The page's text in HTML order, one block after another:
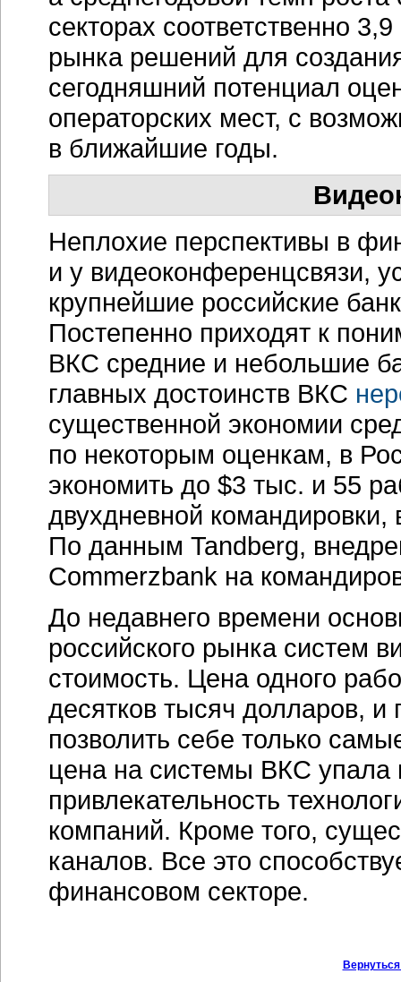
секторах соответственно
рынка решений для
сегодняшний потенциал
операторских мест, с
в ближайшие годы.
Неплохие перспективы в
и у видеоконференцсвязи,
крупнейшие российские
Постепенно приходят к
ВКС средние и небольшие
главных достоинств ВКС
существенной экономии
по некоторым оценкам, в
экономить до $3 тыс. и 55
двухдневной командировки,
По данным Tandberg,
Сommerzbank на
До недавнего времени
российского рынка систем
стоимость. Цена одного
десятков тысяч долларов, и
позволить себе только
цена на системы ВКС упала
привлекательность
компаний. Кроме того,
каналов. Все это
финансовом секторе.